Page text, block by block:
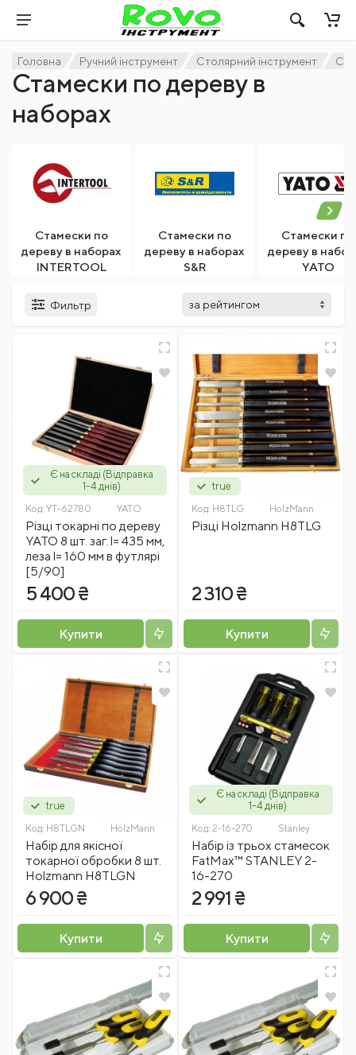
Головна Ручний інструмент Столярний інструмент
Стамески по дереву в
наборах
Стамески по
дереву в наборах
INTERTOOL
Стамески по
дереву в наборах
S&R
Стамески по
дереву в
YATO
Фильтр
Є на складі (Відправка
1-4 днів)
Код: YT-62780 YATO
Різці токарні по дереву
YATO 8 шт. заг. l= 435 мм,
леза l= 160 мм в футлярі
[5/90]
5 400 ₴
Купити
true
Код: H8TLG HolzMann
Різці Holzmann H8TLG
2 310 ₴
Купити
true
Код: H8TLGN HolzMann
Набір для якісної
токарної обробки 8 шт.
Holzmann H8TLGN
6 900 ₴
Купити
Є на складі (Відправка
1-4 днів)
Код: 2-16-270 Stanley
Набір із трьох стамесок
FatMax™ STANLEY 2-
16-270
2 991 ₴
Купити